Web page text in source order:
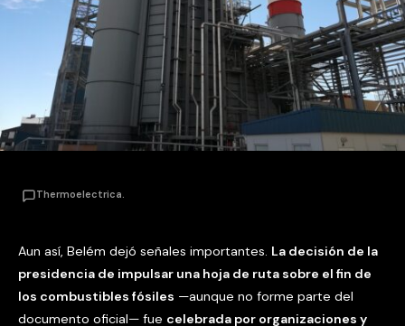
Thermoelectrica.
Aun así, Belém dejó señales importantes. La decisión de la
presidencia de impulsar una hoja de ruta sobre el fin de
los combustibles fósiles —aunque no forme parte del
documento oficial— fue celebrada por organizaciones y